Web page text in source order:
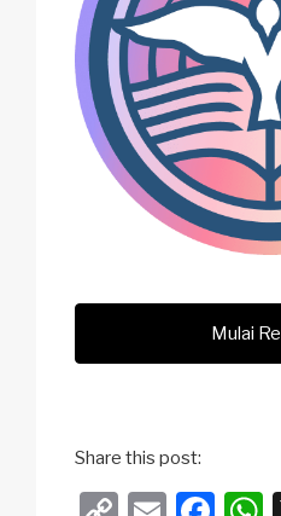
Mulai
Share this post: